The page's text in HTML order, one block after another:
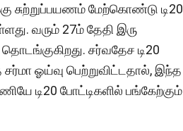
சுற்றுப்பயணம் மேற்கொண்டு டி20
வரும் 27ம் தேதி இரு
சர்வதேச டி20
சர்மா ஓய்வு பெற்றுவிட்டதால், இந்த
டி20 போட்டிகளில் பங்கேற்கும்